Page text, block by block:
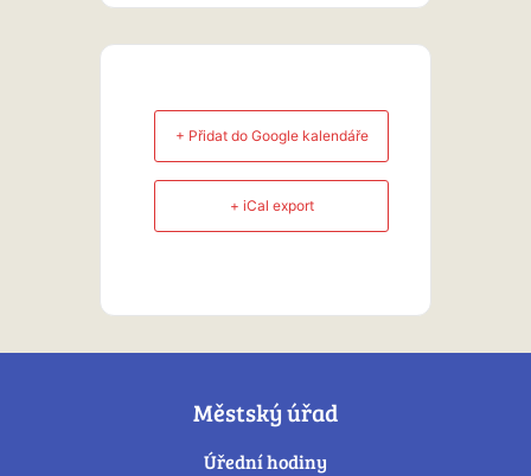
+ Přidat do Google kalendáře
+ iCal export
Městský úřad
Úřední hodiny